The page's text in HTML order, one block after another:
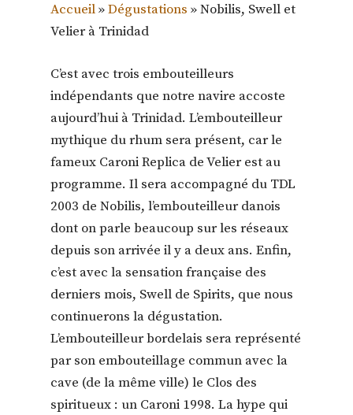
Accueil»Dégustations »Nobilis, Swell et
Velier à Trinidad
C’est avec trois embouteilleurs
indépendants que notre navire accoste
aujourd’hui à Trinidad. L’embouteilleur
mythique du rhum sera présent, car le
fameux Caroni Replica de Velier est au
programme. Il sera accompagné du TDL
2003 de Nobilis, l’embouteilleur danois
dont on parle beaucoup sur les réseaux
depuis son arrivée il y a deux ans. Enfin,
c’est avec la sensation française des
derniers mois, Swell de Spirits, que nous
continuerons la dégustation.
L’embouteilleur bordelais sera représenté
par son embouteillage commun avec la
cave (de la même ville) le Clos des
spiritueux : un Caroni 1998. La hype qui